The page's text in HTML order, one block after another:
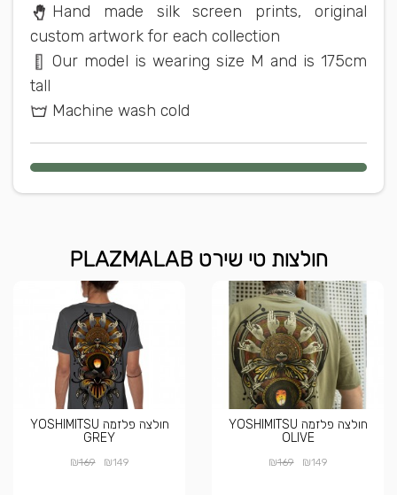
Hand made silk screen prints, original
custom artwork for each collection
Our model is wearing size M and is 175cm
tall
Machine wash cold
חולצות טי שירט PLAZMALAB
חולצה פלזמה YOSHIMITSU
OLIVE
₪149
₪169
חולצה פלזמה YOSHIMITSU
GREY
₪149
₪169